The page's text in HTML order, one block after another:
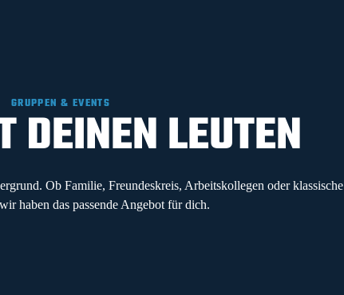
GRUPPEN & EVENTS
DEINEN LEUTEN
Ob Familie, Freundeskreis, Arbeitskollegen oder klassische
haben das passende Angebot für dich.